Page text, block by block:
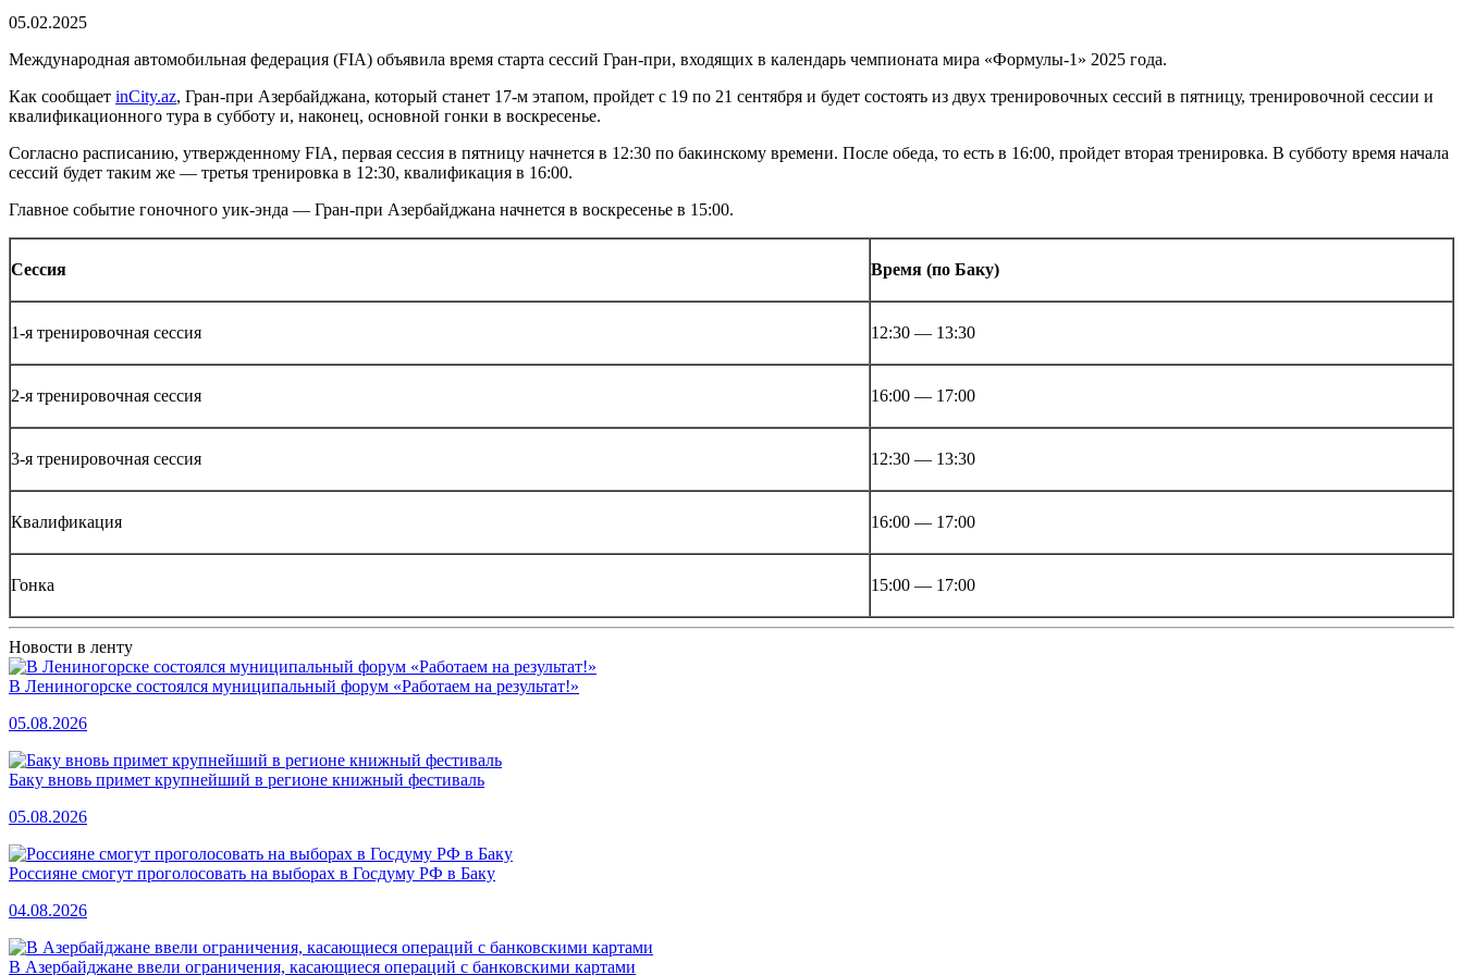
05.02.2025
Международная автомобильная федерация (FIA) объявила время старта сессий Гран-при, входящих в календарь чемпионата мира «Формулы-1» 2025 года.
Как сообщает inCity.az, Гран-при Азербайджана, который станет 17-м этапом, пройдет с 19 по 21 сентября и будет состоять из двух тренировочных сессий в пятницу, тренировочной сессии и
квалификационного тура в субботу и, наконец, основной гонки в воскресенье.
Согласно расписанию, утвержденному FIA, первая сессия в пятницу начнется в 12:30 по бакинскому времени. После обеда, то есть в 16:00, пройдет вторая тренировка. В субботу время начала
сессий будет таким же — третья тренировка в 12:30, квалификация в 16:00.
Главное событие гоночного уик-энда — Гран-при Азербайджана начнется в воскресенье в 15:00.
Сессия Время (по Баку)
1-я тренировочная сессия 12:30 — 13:30
2-я тренировочная сессия 16:00 — 17:00
3-я тренировочная сессия 12:30 — 13:30
Квалификация 16:00 — 17:00
Гонка 15:00 — 17:00
Новости в ленту
В Лениногорске состоялся муниципальный форум «Работаем на результат!»
05.08.2026
Баку вновь примет крупнейший в регионе книжный фестиваль
05.08.2026
Россияне смогут проголосовать на выборах в Госдуму РФ в Баку
04.08.2026
В Азербайджане ввели ограничения, касающиеся операций с банковскими картами